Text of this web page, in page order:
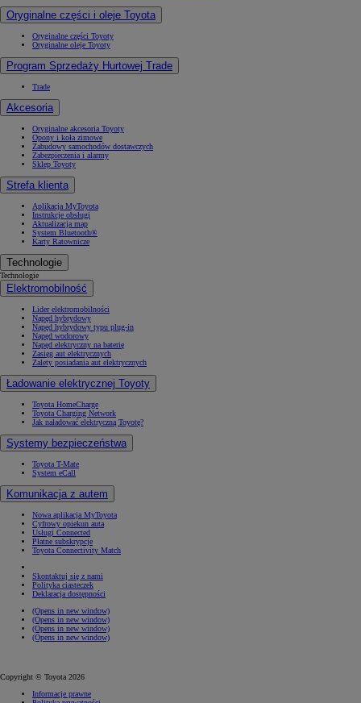
Oryginalne części i oleje Toyota
Oryginalne części Toyoty
Oryginalne oleje Toyoty
Program Sprzedaży Hurtowej Trade
Trade
Akcesoria
Oryginalne akcesoria Toyoty
Opony i koła zimowe
Zabudowy samochodów dostawczych
Zabezpieczenia i alarmy
Sklep Toyoty
Strefa klienta
Aplikacja MyToyota
Instrukcje obsługi
Aktualizacja map
System Bluetooth®
Karty Ratownicze
Technologie
Technologie
Elektromobilność
Lider elektromobilności
Napęd hybrydowy
Napęd hybrydowy typu plug-in
Napęd wodorowy
Napęd elektryczny na baterię
Zasięg aut elektrycznych
Zalety posiadania aut elektrycznych
Ładowanie elektrycznej Toyoty
Toyota HomeCharge
Toyota Charging Network
Jak naładować elektryczną Toyotę?
Systemy bezpieczeństwa
Toyota T-Mate
System eCall
Komunikacja z autem
Nowa aplikacja MyToyota
Cyfrowy opiekun auta
Usługi Connected
Płatne subskrypcje
Toyota Connectivity Match
Skontaktuj się z nami
Polityka ciasteczek
Deklaracja dostępności
(Opens in new window)
(Opens in new window)
(Opens in new window)
(Opens in new window)
Copyright © Toyota 2026
Informacje prawne